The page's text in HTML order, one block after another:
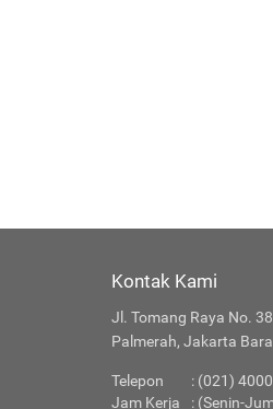
Kontak Kami
Jl. Tomang Raya No.
Palmerah, Jakarta
Telepon
: (021)
Jam Kerja
: (Senin-